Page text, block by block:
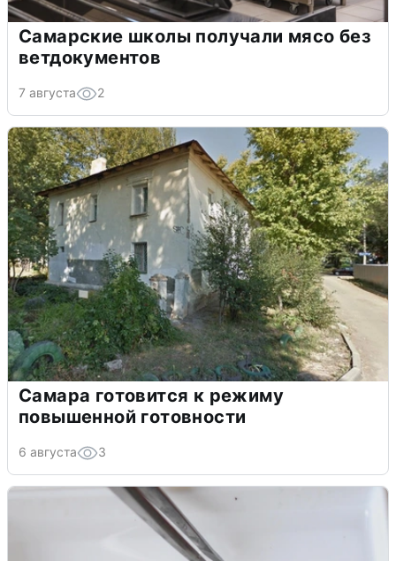
Самарские школы получали мясо без
ветдокументов
7 августа 2
Самара готовится к режиму
повышенной готовности
6 августа 3